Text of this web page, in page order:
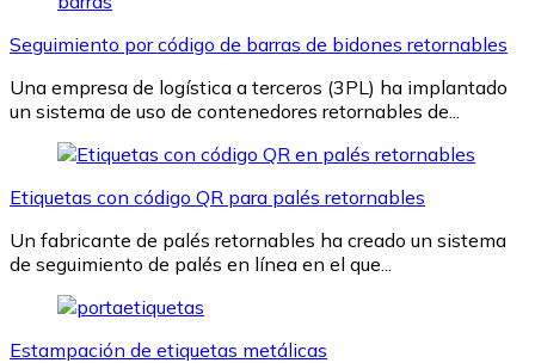
Seguimiento por código de barras de bidones retornables
Una empresa de logística a terceros (3PL) ha implantado
un sistema de uso de contenedores retornables de...
Etiquetas con código QR para palés retornables
Un fabricante de palés retornables ha creado un sistema
de seguimiento de palés en línea en el que...
Estampación de etiquetas metálicas